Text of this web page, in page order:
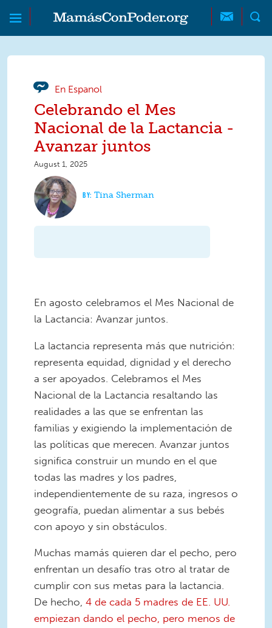
Skip to main content
Skip to main content
MamásConPoder
En Espanol
Celebrando el Mes
Nacional de la Lactancia -
Avanzar juntos
August 1, 2025
Tina Sherman
En agosto celebramos el Mes Nacional de
la Lactancia: Avanzar juntos.
La lactancia representa más que nutrición:
representa equidad, dignidad y el derecho
a ser apoyados. Celebramos el Mes
Nacional de la Lactancia resaltando las
realidades a las que se enfrentan las
familias y exigiendo la implementación de
las políticas que merecen. Avanzar juntos
significa construir un mundo en el que
todas las madres y los padres,
independientemente de su raza, ingresos o
geografía, puedan alimentar a sus bebés
con apoyo y sin obstáculos.
Muchas mamás quieren dar el pecho, pero
enfrentan un desafío tras otro al tratar de
cumplir con sus metas para la lactancia.
De hecho, 4 de cada 5 madres de EE. UU.
empiezan dando el pecho, pero menos de